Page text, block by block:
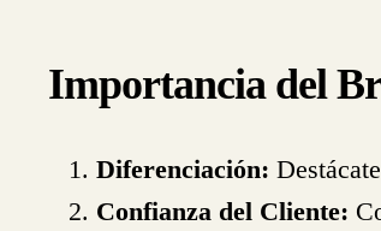
Importancia del
Diferenciación:
Confianza del Cliente: